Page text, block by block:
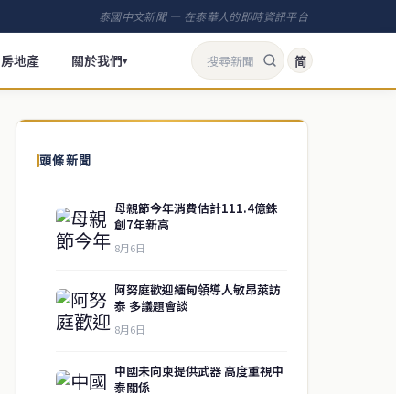
泰國中文新聞 — 在泰華人的即時資訊平台
房地產 關於我們▾ 简
頭條新聞
母親節今年消費估計111.4億銖
創7年新高
8月6日
阿努庭歡迎緬甸領導人敏昂萊訪
泰 多議題會談
8月6日
中國未向柬提供武器 高度重視中
泰關係